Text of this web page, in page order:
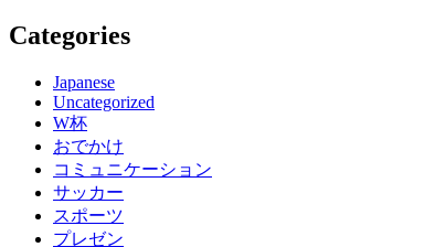
Categories
Japanese
Uncategorized
W杯
おでかけ
コミュニケーション
サッカー
スポーツ
プレゼン